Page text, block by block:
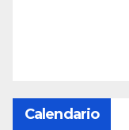
Calendario